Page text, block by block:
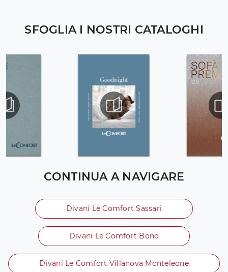
SFOGLIA I NOSTRI CATALOGHI
CONTINUA A NAVIGARE
Divani Le Comfort Sassari
Divani Le Comfort Bono
Divani Le Comfort Villanova Monteleone